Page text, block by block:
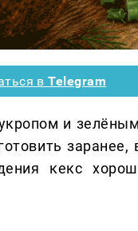
вTelegram
и
заранее,
кекс